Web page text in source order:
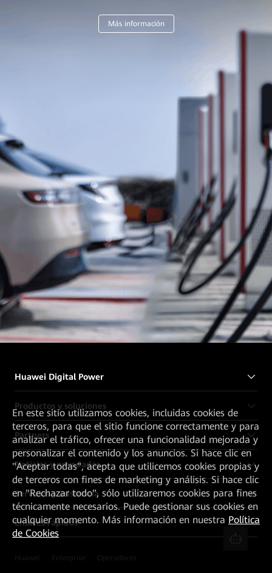
Más información
Huawei Digital Power
Productos y soluciones
Partners
Noticias y novedades
Servicios y asistencia
Enlaces rápidos
En este sitio utilizamos cookies, incluidas cookies de
terceros, para que el sitio funcione correctamente y para
analizar el tráfico, ofrecer una funcionalidad mejorada y
personalizar el contenido y los anuncios. Si hace clic en
"Aceptar todas", acepta que utilicemos cookies propias y
de terceros con fines de marketing y análisis. Si hace clic
en "Rechazar todo", sólo utilizaremos cookies para fines
técnicamente necesarios. Puede gestionar sus cookies en
cualquier momento. Más información en nuestra Política
de Cookies